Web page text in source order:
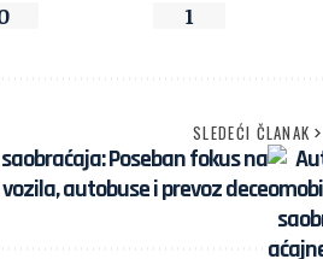
1
SLEDEĆI ČLANAK
Poseban fokus na
autobuse i prevoz dece